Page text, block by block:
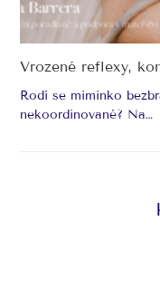
Vrozené reflexy,
Rodí se miminko
nekoordinované? Na…